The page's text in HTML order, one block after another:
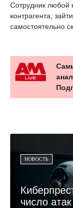
Сотрудник любой
контрагента,
самостоятельно
НОВОСТЬ
число